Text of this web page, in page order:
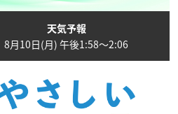
天気予報
8月10日(月) 午後1:58〜2:06